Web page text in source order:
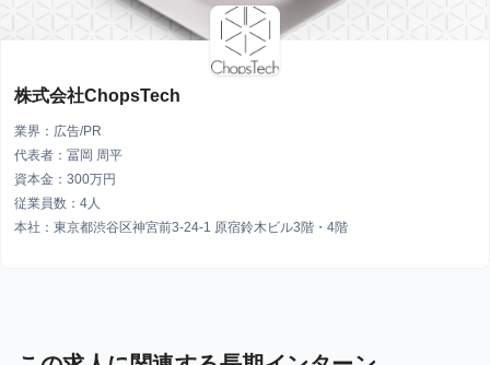
株式会社ChopsTech
業界：広告/PR
代表者：冨岡 周平
資本金：300万円
従業員数：4人
本社：東京都渋谷区神宮前3-24-1 原宿鈴木ビル3階・4階